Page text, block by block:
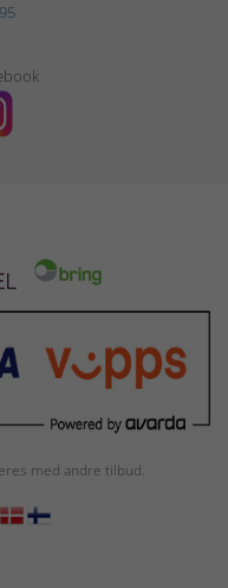
med andre tilbud.